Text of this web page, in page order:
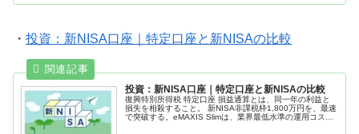
・ 投資：新NISA口座｜特定口座と新NISAの比較
投資：新NISA口座｜特定口座と新NISAの比較
復興特別所得税 特定口座 損益通算とは、同一年の利益と
損失を相殺すること。 新NISA非課税枠1,800万円を、最速
で突破する。eMAXIS Slimは、業界最低水準の運用コス